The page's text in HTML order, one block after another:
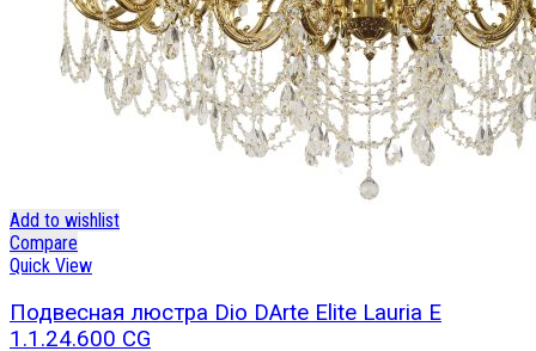
Add to wishlist
Compare
Quick View
Подвесная люстра Dio DArte Elite Lauria E
1.1.24.600 CG